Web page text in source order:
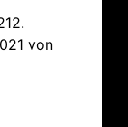
12.
von